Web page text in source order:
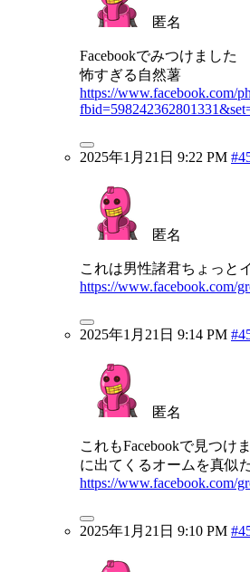
匿名
Facebookでみつけました
怖すぎる自然薯
https://www.facebook.com/
2025年1月21日 9:22 PM
匿名
これは男性諸君ちょっと
https://www.facebook.com/
2025年1月21日 9:14 PM
匿名
これもFacebookで見つけ
に出てくるオームを真似
https://www.facebook.com/
2025年1月21日 9:10 PM